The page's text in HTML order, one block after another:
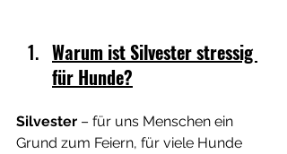
Warum ist Silvester stressig
für Hunde?
Silvester – für uns Menschen ein
Grund zum Feiern, für viele Hunde